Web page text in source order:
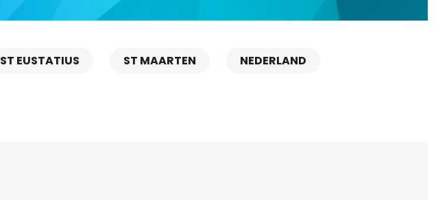
ST EUSTATIUS ST MAARTEN NEDERLAND